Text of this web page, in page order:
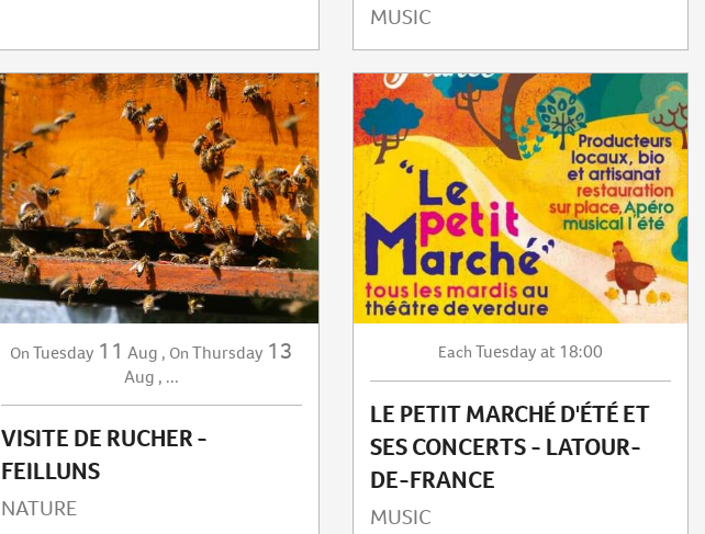
MUSIC
On Tuesday 11 Aug , On Thursday 13
Aug , ...
VISITE DE RUCHER -
FEILLUNS
NATURE
Each Tuesdayat 18:00
LE PETIT MARCHÉ D'ÉTÉ ET
SES CONCERTS - LATOUR-
DE-FRANCE
MUSIC